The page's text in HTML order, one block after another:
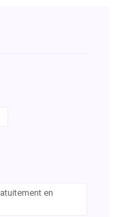
en